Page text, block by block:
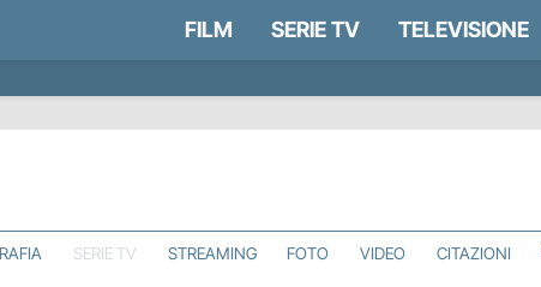
FILM SERIE TV TELEVISIONE
SERIE TV STREAMING FOTO VIDEO CITAZIONI